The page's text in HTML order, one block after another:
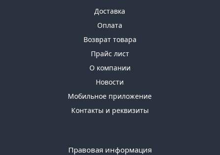
Доставка
Оплата
Возврат товара
Прайс лист
О компании
Новости
Мобильное приложение
Контакты и реквизиты
Правовая информация